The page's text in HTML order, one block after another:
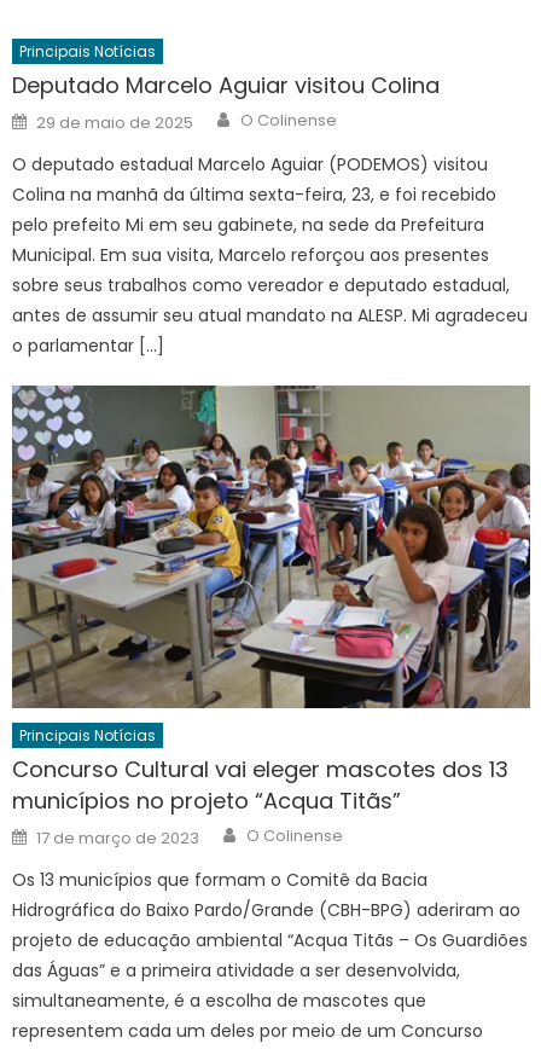
Principais Notícias
Deputado Marcelo Aguiar visitou Colina
Posted
on
29 de maio de 2025 Author
O Colinense
O deputado estadual Marcelo Aguiar (PODEMOS) visitou
Colina na manhã da última sexta-feira, 23, e foi recebido
pelo prefeito Mi em seu gabinete, na sede da Prefeitura
Municipal. Em sua visita, Marcelo reforçou aos presentes
sobre seus trabalhos como vereador e deputado estadual,
antes de assumir seu atual mandato na ALESP. Mi agradeceu
o parlamentar […]
Principais Notícias
Concurso Cultural vai eleger mascotes dos 13
municípios no projeto “Acqua Titãs”
Posted
on
17 de março de 2023 Author
O Colinense
Os 13 municípios que formam o Comitê da Bacia
Hidrográfica do Baixo Pardo/Grande (CBH-BPG) aderiram ao
projeto de educação ambiental “Acqua Titãs – Os Guardiões
das Águas” e a primeira atividade a ser desenvolvida,
simultaneamente, é a escolha de mascotes que
representem cada um deles por meio de um Concurso